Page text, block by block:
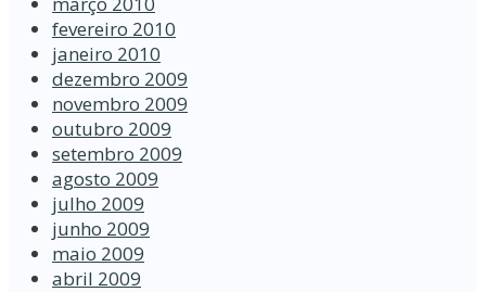
fevereiro 2010
janeiro 2010
dezembro 2009
novembro 2009
outubro 2009
setembro 2009
agosto 2009
julho 2009
junho 2009
maio 2009
abril 2009